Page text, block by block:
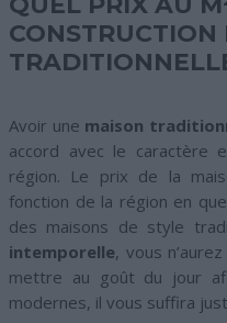
CONSTRUCTION
Avoir une maison
accord avec le caractère
région. Le prix de la
fonction de la région en
des maisons de style
intemporelle, vous
mettre au goût du jour
modernes, il vous suffira